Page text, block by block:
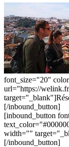
font_size="20"
url="https://
[/inbound_button]
[inbound_button
width=""
[/inbound_button]